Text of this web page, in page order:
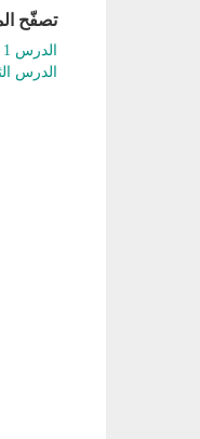
تصفّح
الدرس 1
الدرس